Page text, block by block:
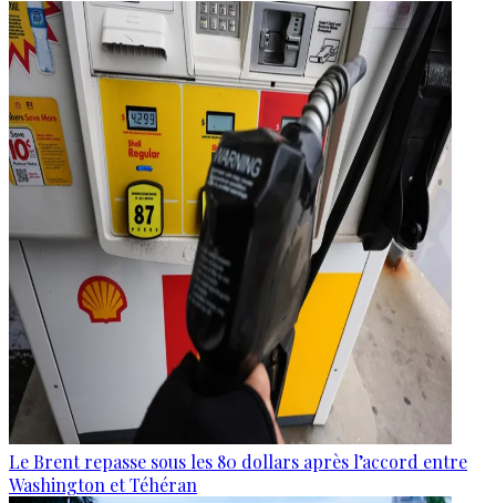
Le Brent repasse sous les 80 dollars après l’accord entre
Washington et Téhéran